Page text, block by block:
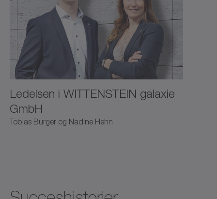
Ledelsen i WITTENSTEIN galaxie
GmbH
Tobias Burger og Nadine Hehn